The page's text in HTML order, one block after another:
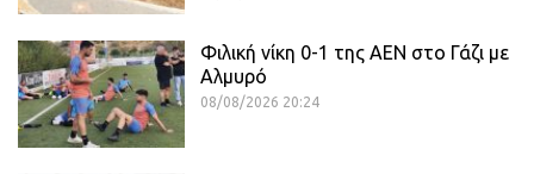
Φιλική νίκη 0-1 της ΑΕΝ στο Γάζι με
Αλμυρό
08/08/2026 20:24